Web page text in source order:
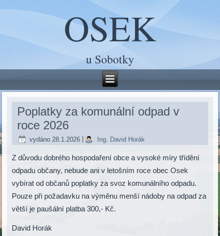
OSEK
u Sobotky
Poplatky za komunální odpad v
roce 2026
vydáno 28.1.2026 Ing. David Horák
Z důvodu dobrého hospodaření obce a vysoké míry třídění
odpadu občany, nebude ani v letošním roce obec Osek
vybírat od občanů poplatky za svoz komunálního odpadu.
Pouze při požadavku na výměnu menší nádoby na odpad za
větší je paušální platba 300,- Kč.
David Horák